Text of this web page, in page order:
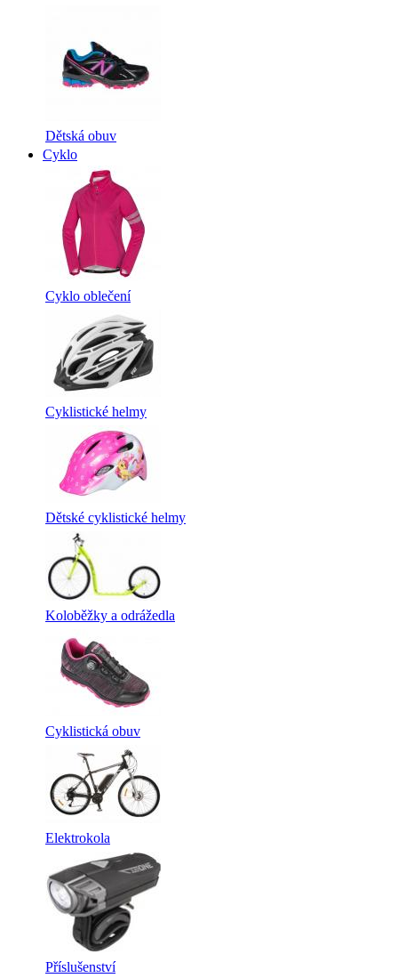
Dětská obuv
Cyklo
Cyklo oblečení
Cyklistické helmy
Dětské cyklistické helmy
Koloběžky a odrážedla
Cyklistická obuv
Elektrokola
Příslušenství